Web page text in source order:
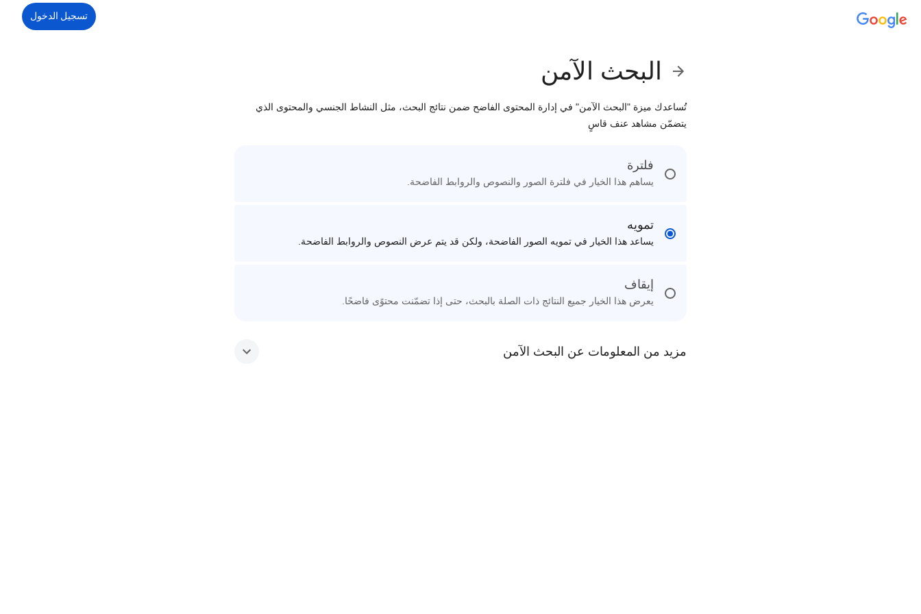
تسجيل الدخول
البحث الآمن
تُساعدك ميزة "البحث الآمن" في إدارة المحتوى الفاضح ضمن نتائج البحث، مثل النشاط الجنسي والمحتوى الذي
يتضمّن مشاهد عنف قاسٍ
فلترة
يساهم هذا الخيار في فلترة الصور والنصوص والروابط الفاضحة.
تمويه
يساعد هذا الخيار في تمويه الصور الفاضحة، ولكن قد يتم عرض النصوص والروابط الفاضحة.
إيقاف
يعرض هذا الخيار جميع النتائج ذات الصلة بالبحث، حتى إذا تضمّنت محتوًى فاضحًا.
مزيد من المعلومات عن البحث الآمن